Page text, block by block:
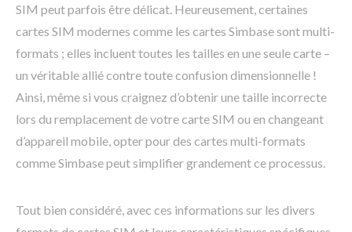
SIM peut parfois être délicat. Heureusement, certaines
cartes SIM modernes comme les cartes Simbase sont multi-
formats ; elles incluent toutes les tailles en une seule carte –
un véritable allié contre toute confusion dimensionnelle !
Ainsi, même si vous craignez d’obtenir une taille incorrecte
lors du remplacement de votre carte SIM ou en changeant
d’appareil mobile, opter pour des cartes multi-formats
comme Simbase peut simplifier grandement ce processus.
Tout bien considéré, avec ces informations sur les divers